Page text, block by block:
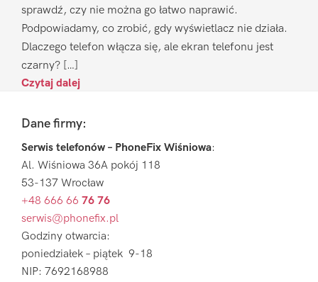
sprawdź, czy nie można go łatwo naprawić.
Podpowiadamy, co zrobić, gdy wyświetlacz nie działa.
Dlaczego telefon włącza się, ale ekran telefonu jest
czarny? […]
Czytaj dalej
FooterDane firmy:
Serwis telefonów – PhoneFix Wiśniowa:
Al. Wiśniowa 36A pokój 118
53-137 Wrocław
+48 666 66 76 76
serwis@phonefix.pl
Godziny otwarcia:
poniedziałek – piątek 9-18
NIP: 7692168988